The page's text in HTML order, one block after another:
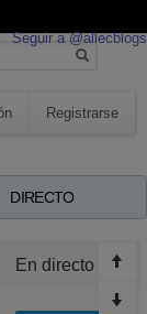
Seguir a @allecblogs
Registrarse
DIRECTO
En directo